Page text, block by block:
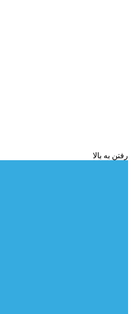
رفتن به بالا